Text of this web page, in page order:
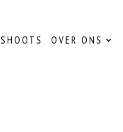
SHOOTS OVER ONS